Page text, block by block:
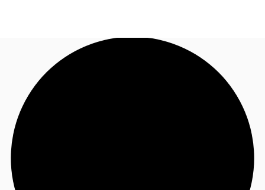
Blog
Données marchés
Appelez maintenant